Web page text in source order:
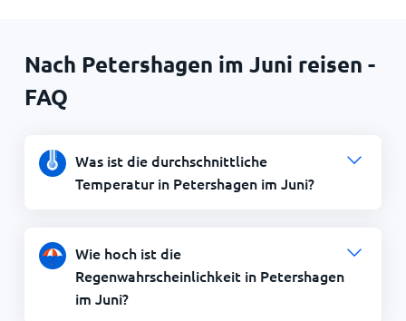
Nach Petershagen im Juni reisen -
FAQ
Was ist die durchschnittliche
Temperatur in Petershagen im Juni?
Wie hoch ist die
Regenwahrscheinlichkeit in Petershagen
im Juni?